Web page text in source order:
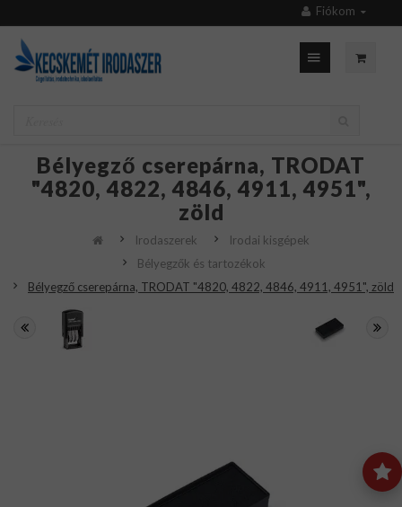
Fiókom
Bélyegző cserepárna, TRODAT
"4820, 4822, 4846, 4911, 4951",
zöld
Irodaszerek
Irodai kisgépek
Bélyegzők és tartozékok
Bélyegző cserepárna, TRODAT "4820, 4822, 4846, 4911, 4951", zöld